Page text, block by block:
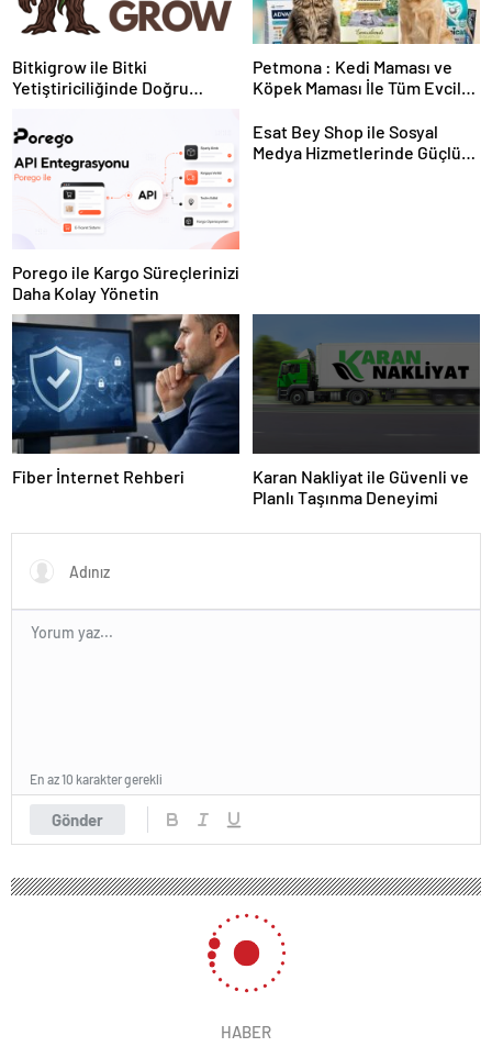
Bitkigrow ile Bitki
Yetiştiriciliğinde Doğru
Petmona : Kedi Maması ve
Köpek Maması İle Tüm Evcil
Porego ile Kargo Süreçlerinizi
Daha Kolay Yönetin
Esat Bey Shop ile Sosyal
Medya Hizmetlerinde Güçlü
Fiber İnternet Rehberi
Karan Nakliyat ile Güvenli ve
Planlı Taşınma Deneyimi
Gönder
En az 10 karakter gerekli
HABER